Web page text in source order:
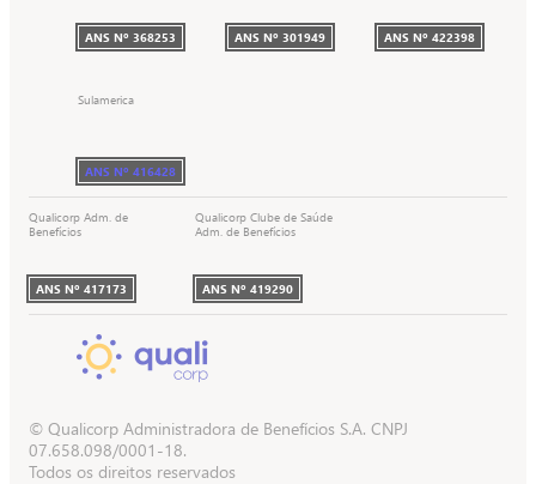
ANS Nº 368253 ANS Nº 301949 ANS Nº 422398
Sulamerica
ANS Nº 416428
Qualicorp Adm. de
Benefícios
ANS Nº 417173
Qualicorp Clube de Saúde
Adm. de Benefícios
ANS Nº 419290
© Qualicorp Administradora de Benefícios S.A. CNPJ
07.658.098/0001-18.
Todos os direitos reservados